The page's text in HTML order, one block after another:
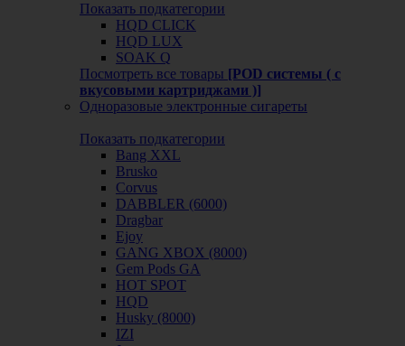
Показать подкатегории
HQD CLICK
HQD LUX
SOAK Q
Посмотреть все товары [POD системы ( с
вкусовыми картриджами )]
Одноразовые электронные сигареты
Показать подкатегории
Bang XXL
Brusko
Corvus
DABBLER (6000)
Dragbar
Ejoy
GANG XBOX (8000)
Gem Pods GA
HOT SPOT
HQD
Husky (8000)
IZI